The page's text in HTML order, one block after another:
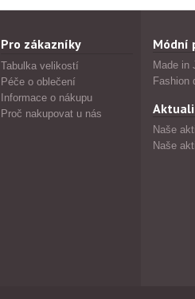
Pro zákazníky
Tabulka velikostí
Péče o oblečení
Informace o nákupu
Proč nakupovat u nás
Módní
Made in
Fashion
Naše
Naše